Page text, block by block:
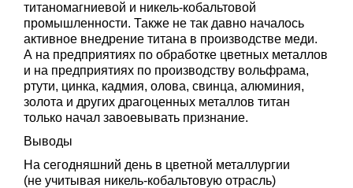
титаномагниевой и никель-кобальтовой
промышленности. Также не так давно началось
активное внедрение титана в производстве меди.
А на предприятиях по обработке цветных металлов
и на предприятиях по производству вольфрама,
ртути, цинка, кадмия, олова, свинца, алюминия,
золота и других драгоценных металлов титан
только начал завоевывать признание.
Выводы
На сегодняшний день в цветной металлургии
(не учитывая никель-кобальтовую отрасль)